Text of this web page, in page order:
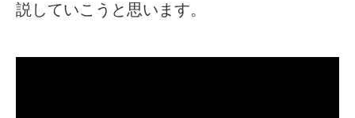
説していこうと思います。